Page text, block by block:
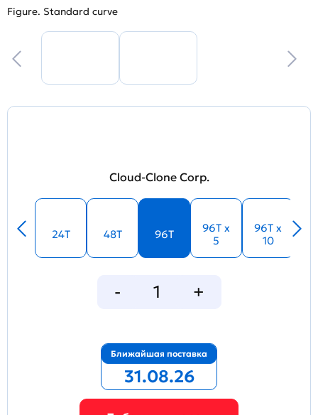
Figure. Standard curve
Cloud-Clone Corp.
24T 48T 96T
96T x
5
96T x
10
Ближайшая поставка
31.08.26